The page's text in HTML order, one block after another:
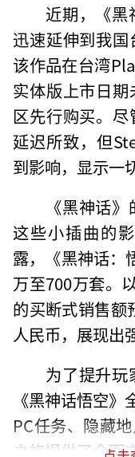
近期，《
迅速延伸到我
该作品在台湾
实体版上市日
区先行购买。
延迟所致，但
到影响，显示一
《黑神话
这些小插曲的
露，《黑神话：
万至700万套。
的买断式销售额
人民币，展现出
为了提升玩
《黑神话悟空
PC任务、隐藏
之旅提供了全面